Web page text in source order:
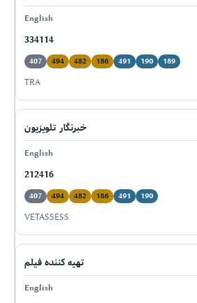
334114
189
190
491
186
482
494
407
TRA
خبرنگار تلویزیون
212416
190
491
186
482
494
407
VETASSESS
تهیه کننده فیلم